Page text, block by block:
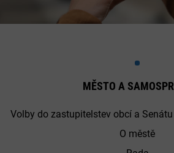
MĚSTO A
Volby do zastupitelstev obcí a
O městě